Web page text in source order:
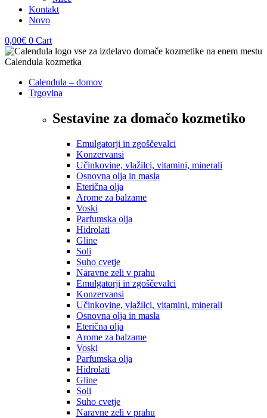
Kontakt
Novo
0,00€ 0 Cart
Calendula – domov
Trgovina
Sestavine za domačo kozmetiko
Emulgatorji in zgoščevalci
Konzervansi
Učinkovine, vlažilci, vitamini, minerali
Osnovna olja in masla
Eterična olja
Arome za balzame
Voski
Parfumska olja
Hidrolati
Gline
Soli
Suho cvetje
Naravne zeli v prahu
Emulgatorji in zgoščevalci
Konzervansi
Učinkovine, vlažilci, vitamini, minerali
Osnovna olja in masla
Eterična olja
Arome za balzame
Voski
Parfumska olja
Hidrolati
Gline
Soli
Suho cvetje
Naravne zeli v prahu